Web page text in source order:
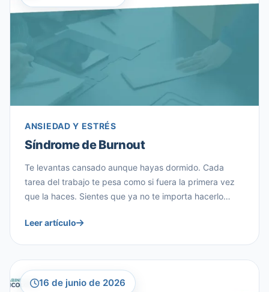
ANSIEDAD Y ESTRÉS
Síndrome de Burnout
Te levantas cansado aunque hayas dormido. Cada
tarea del trabajo te pesa como si fuera la primera vez
que la haces. Sientes que ya no te importa hacerlo
«solo estrés» o algo más serio. Si te sientes
Leer artículo
16 de junio de 2026